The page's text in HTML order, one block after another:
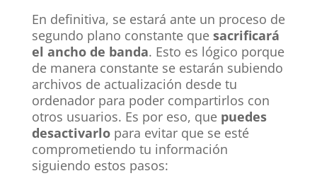
En definitiva, se estará ante un proceso de
segundo plano constante que sacrificará
el ancho de banda. Esto es lógico porque
de manera constante se estarán subiendo
archivos de actualización desde tu
ordenador para poder compartirlos con
otros usuarios. Es por eso, que puedes
desactivarlo para evitar que se esté
comprometiendo tu información
siguiendo estos pasos: